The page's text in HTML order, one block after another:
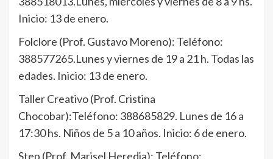
Inicio: 13 de enero.
Folclore (Prof. Gustavo Moreno): Teléfono:
388577265.Lunes y viernes de 19 a 21 h. Todas las
edades. Inicio: 13 de enero.
Taller Creativo (Prof. Cristina
Chocobar):Teléfono: 388685829. Lunes de 16 a
17:30 hs. Niños de 5 a 10 años. Inicio: 6 de enero.
Step (Prof. Marisel Heredia): Teléfono: